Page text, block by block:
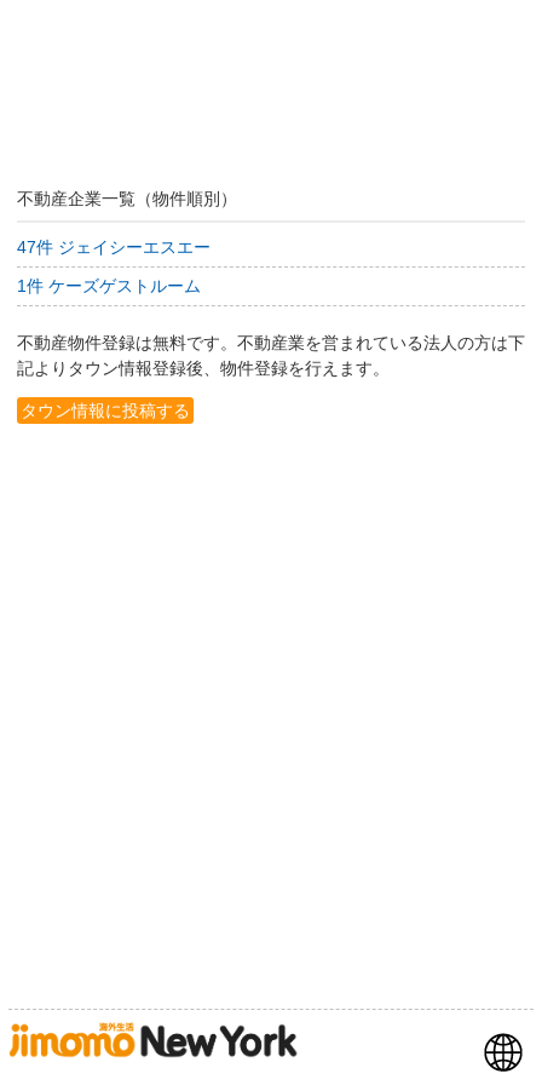
不動産企業一覧（物件順別）
47件 ジェイシーエスエー
1件 ケーズゲストルーム
不動産物件登録は無料です。不動産業を営まれている法人の方は下
記よりタウン情報登録後、物件登録を行えます。
タウン情報に投稿する